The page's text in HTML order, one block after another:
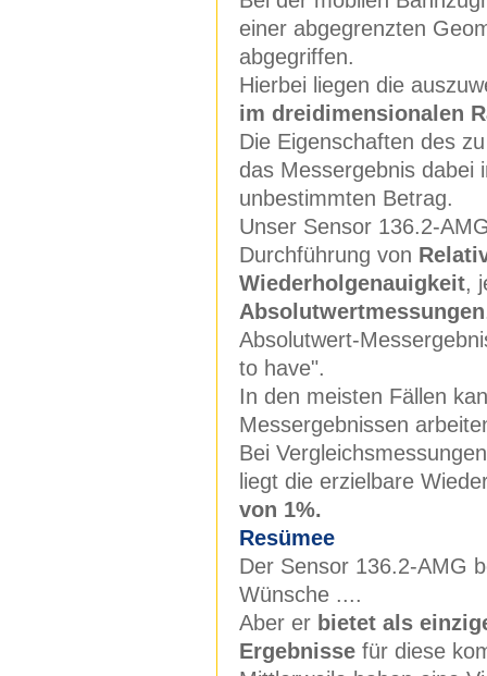
einer abgegrenzten
abgegriffen.
Hierbei liegen die
im dreidimensionalen
Die Eigenschaften des
das Messergebnis dabei
unbestimmten Betrag.
Unser Sensor 136.2-
Durchführung von
Wiederholgenauigkeit,
Absolutwertmessungen
Absolutwert-
to have".
In den meisten Fällen
Messergebnissen
Bei
liegt die erzielbare
von 1%.
Resümee
Der Sensor 136.2-AMG
Wünsche ....
Aber er bietet als
Ergebnisse für diese